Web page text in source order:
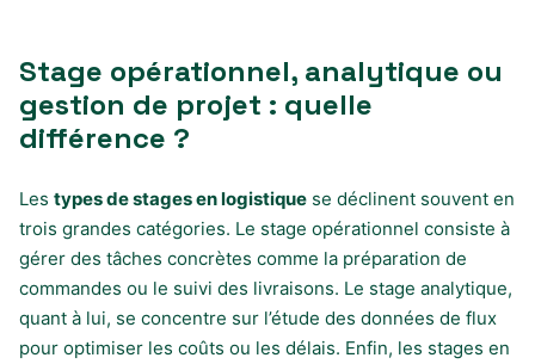
Stage opérationnel, analytique ou
gestion de projet : quelle
différence ?
Les types de stages en logistique se déclinent souvent en
trois grandes catégories. Le stage opérationnel consiste à
gérer des tâches concrètes comme la préparation de
commandes ou le suivi des livraisons. Le stage analytique,
quant à lui, se concentre sur l’étude des données de flux
pour optimiser les coûts ou les délais. Enfin, les stages en